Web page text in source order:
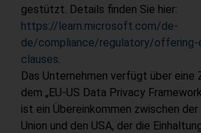
gestützt. Details finden Sie hier:
https://learn.microsoft.com/de-
de/compliance/regulatory/offering-
clauses.
Das Unternehmen verfügt über eine
dem „EU-US Data Privacy
ist ein Übereinkommen zwischen der
Union und den USA, der die